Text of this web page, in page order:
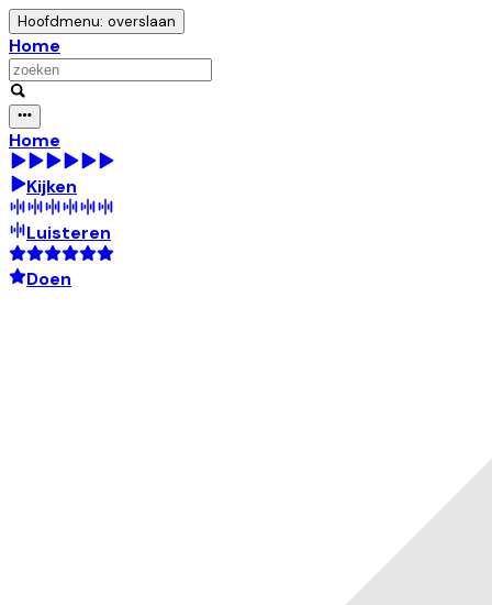
Hoofdmenu: overslaan
Home
Home
Kijken
Luisteren
Doen